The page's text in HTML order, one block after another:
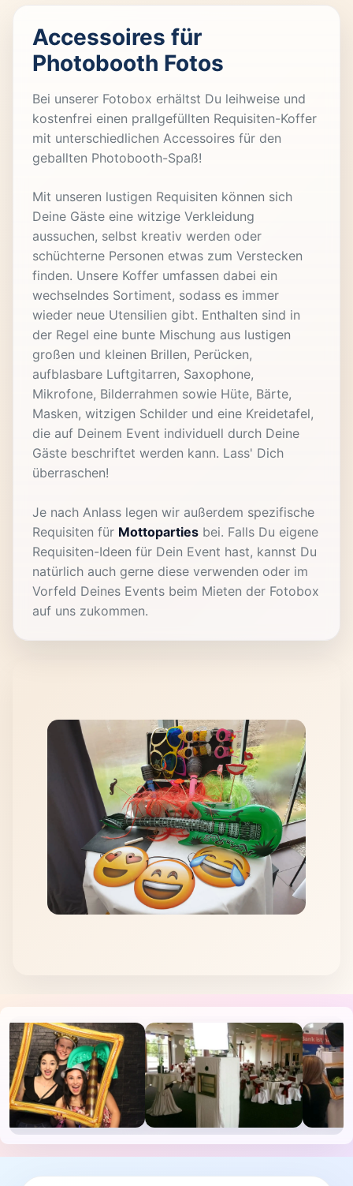
Accessoires für
Photobooth Fotos
Bei unserer Fotobox erhältst Du leihweise und
kostenfrei einen prallgefüllten Requisiten-Koffer
mit unterschiedlichen Accessoires für den
geballten Photobooth-Spaß!
Mit unseren lustigen Requisiten können sich
Deine Gäste eine witzige Verkleidung
aussuchen, selbst kreativ werden oder
schüchterne Personen etwas zum Verstecken
finden. Unsere Koffer umfassen dabei ein
wechselndes Sortiment, sodass es immer
wieder neue Utensilien gibt. Enthalten sind in
der Regel eine bunte Mischung aus lustigen
großen und kleinen Brillen, Perücken,
aufblasbare Luftgitarren, Saxophone,
Mikrofone, Bilderrahmen sowie Hüte, Bärte,
Masken, witzigen Schilder und eine Kreidetafel,
die auf Deinem Event individuell durch Deine
Gäste beschriftet werden kann. Lass' Dich
überraschen!
Je nach Anlass legen wir außerdem spezifische
Requisiten für Mottoparties bei. Falls Du eigene
Requisiten-Ideen für Dein Event hast, kannst Du
natürlich auch gerne diese verwenden oder im
Vorfeld Deines Events beim Mieten der Fotobox
auf uns zukommen.